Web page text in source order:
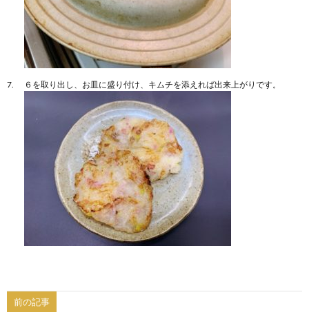
６を取り出し、お皿に盛り付け、キムチを添えれば出来上がりです。
前の記事